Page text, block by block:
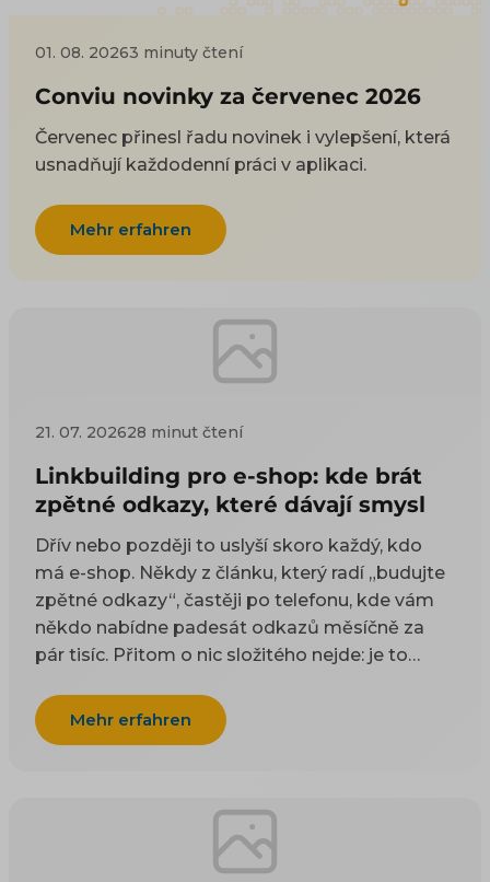
01. 08. 20263 minuty čtení
Conviu novinky za červenec 2026
Červenec přinesl řadu novinek i vylepšení, která
usnadňují každodenní práci v aplikaci.
Mehr erfahren
21. 07. 202628 minut čtení
Linkbuilding pro e-shop: kde brát
zpětné odkazy, které dávají smysl
Dřív nebo později to uslyší skoro každý, kdo
má e-shop. Někdy z článku, který radí „budujte
zpětné odkazy“, častěji po telefonu, kde vám
někdo nabídne padesát odkazů měsíčně za
pár tisíc. Přitom o nic složitého nejde: je to
odkazy odjakživa bere jako doporučení — čím
víc důvěryhodných webů na vás ukazuje, tím
si to začnete zjišťovat, najdete dva druhy rad a
ani jeden vám nepomůže. Návody psané pro
blogery poradí, ať napíšete skvělý článek, na
Mehr erfahren